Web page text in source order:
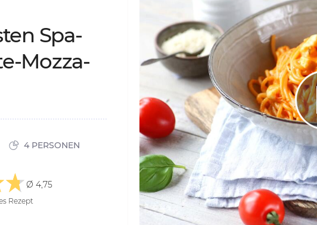
Spa­
Moz­za­
4 PERSONEN
Ø 4,75
Rezept